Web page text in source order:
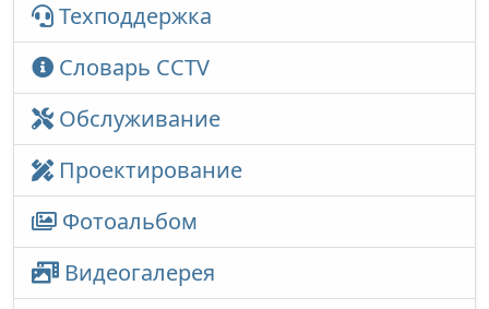
Техподдержка
Словарь CCTV
Обслуживание
Проектирование
Фотоальбом
Видеогалерея